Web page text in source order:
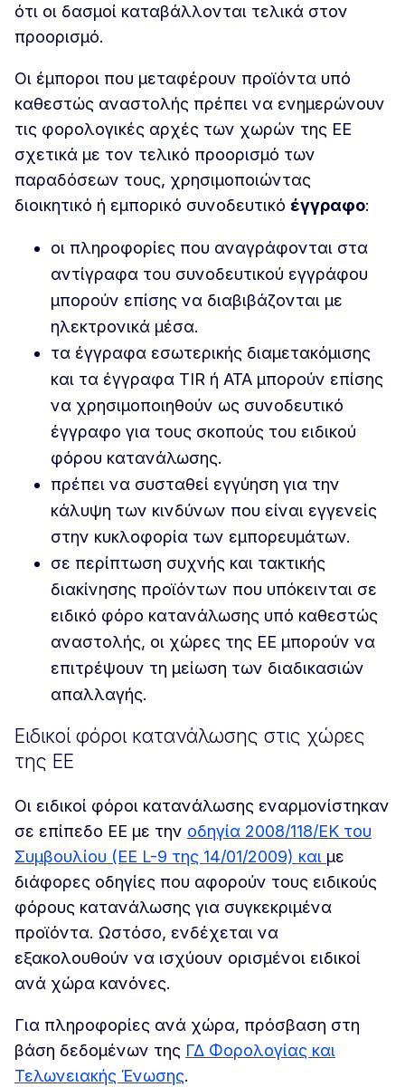
ότι οι δασμοί καταβάλλονται τελικά στον
προορισμό.
Οι έμποροι που μεταφέρουν προϊόντα υπό
καθεστώς αναστολής πρέπει να ενημερώνουν
τις φορολογικές αρχές των χωρών της ΕΕ
σχετικά με τον τελικό προορισμό των
παραδόσεων τους, χρησιμοποιώντας
διοικητικό ή εμπορικό συνοδευτικό έγγραφο:
οι πληροφορίες που αναγράφονται στα
αντίγραφα του συνοδευτικού εγγράφου
μπορούν επίσης να διαβιβάζονται με
ηλεκτρονικά μέσα.
τα έγγραφα εσωτερικής διαμετακόμισης
και τα έγγραφα TIR ή ATA μπορούν επίσης
να χρησιμοποιηθούν ως συνοδευτικό
έγγραφο για τους σκοπούς του ειδικού
φόρου κατανάλωσης.
πρέπει να συσταθεί εγγύηση για την
κάλυψη των κινδύνων που είναι εγγενείς
στην κυκλοφορία των εμπορευμάτων.
σε περίπτωση συχνής και τακτικής
διακίνησης προϊόντων που υπόκεινται σε
ειδικό φόρο κατανάλωσης υπό καθεστώς
αναστολής, οι χώρες της ΕΕ μπορούν να
επιτρέψουν τη μείωση των διαδικασιών
απαλλαγής.
Ειδικοί φόροι κατανάλωσης στις χώρες
της ΕΕ
Οι ειδικοί φόροι κατανάλωσης εναρμονίστηκαν
σε επίπεδο ΕΕ με την οδηγία 2008/118/ΕΚ του
Συμβουλίου (ΕΕ L-9 της 14/01/2009) και με
διάφορες οδηγίες που αφορούν τους ειδικούς
φόρους κατανάλωσης για συγκεκριμένα
προϊόντα. Ωστόσο, ενδέχεται να
εξακολουθούν να ισχύουν ορισμένοι ειδικοί
ανά χώρα κανόνες.
Για πληροφορίες ανά χώρα, πρόσβαση στη
βάση δεδομένων της ΓΔ Φορολογίας και
Τελωνειακής Ένωσης.